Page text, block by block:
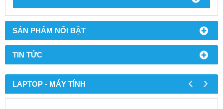
SẢN PHẨM NỔI BẬT
TIN TỨC
LAPTOP - MÁY TÍNH ‹ ›